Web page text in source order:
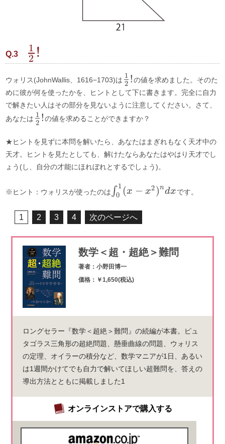
Q.3
1
2 !
ウォリス(JohnWallis、1616−1703)は 1
2 !の値を求めました。そのた
めに彼が何を使ったかを、ヒントとして下に書きます。完全に自力
で解きたい人はその部分を見ないように注意してください。さて、
あなたは 1
2 !の値を求めることができますか？
★ヒントを見ずに本問を解いたら、あなたはまぎれもなく天才中の
天才。ヒントを見たとしても、解けたならあなたはやはり天才でし
ょう(し、自分の才能にほれぼれとするでしょう)。
※ヒント：ウォリスが使ったのは ∫ 1
0 (x − x2)ndxです。
1 2 3 4 次のページへ
数学＜超・超絶＞難問
著者：小野田博一
価格：￥1,650(税込)
ロングセラー『数学＜超絶＞難問』の続編が本書。ピュ
タゴラス三角形の超絶問題、懸垂曲線の問題、ウォリス
の定理、オイラーの積分など、数学マニアが1日、あるい
は1週間かけてでも自力で解いてほしい超難問を、答えの
導出方法とともに掲載しました1
オンラインストアで購入する